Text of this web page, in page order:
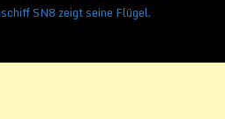
SN8 zeigt seine Flügel.